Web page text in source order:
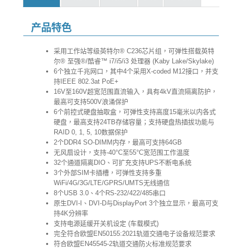
产品特色
采用工作站等级英特尔® C236芯片组，可弹性搭载英特
尔® 至强®/酷睿™ i7/i5/i3 处理器 (Kaby Lake/Skylake)
6个独立千兆网口，其中4个采用X-coded M12接口，并支
持IEEE 802.3at PoE+
16V至160V超宽范围直流输入，具有4kV直流隔离防护，
最高可支持500V浪涌保护
6个前控式硬盘抽取盒，可弹性支持高度15毫米以内各式
硬盘，最高支持24TB存储容量；支持硬盘热插拔功能与
RAID 0, 1, 5, 10数据保护
2个DDR4 SO-DIMM内存，最高可支持64GB
无风扇设计，支持-40°C至55°C宽范围工作温度
32个通道隔离DIO、可扩充支持UPS不断电系统
3个外部SIM卡插槽，可弹性支持多重
WiFi/4G/3G/LTE/GPRS/UMTS无线通信
8个USB 3.0、4个RS-232/422/485串口
原生DVI-I、DVI-D与DisplayPort 3个独立显示，最高可支
持4K分辨率
支持电源延缓开关机设定 (车载模式)
完全符合欧盟EN50155:2021轨道交通电子设备规范要求
符合欧盟EN45545-2轨道交通防火标准规范要求